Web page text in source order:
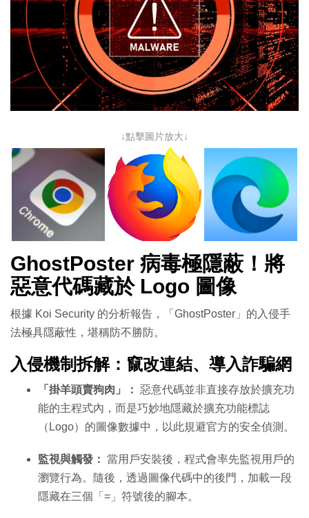
↓點擊圖片放大↓
GhostPoster 病毒極隱蔽！將
惡意代碼藏於 Logo 圖像
根據 Koi Security 的分析報告，「GhostPoster」的入侵手
法極具隱蔽性，堪稱防不勝防。
入侵機制拆解：竄改連結、導入詐騙網
「掛羊頭賣狗肉」： 惡意代碼並非直接存放於擴充功
能的主程式內，而是巧妙地隱藏於擴充功能標誌
（Logo）的圖像數據中，以此規避官方的安全偵測。
監視與觸發： 當用戶安裝後，程式會率先監視用戶的
瀏覽行為。隨後，透過圖像代碼中的後門，加載一段
隱藏在三個「=」符號後的腳本。